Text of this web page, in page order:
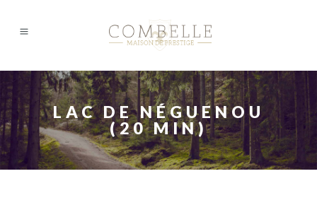
LAC DE NÉGUENOU
(20 MIN)